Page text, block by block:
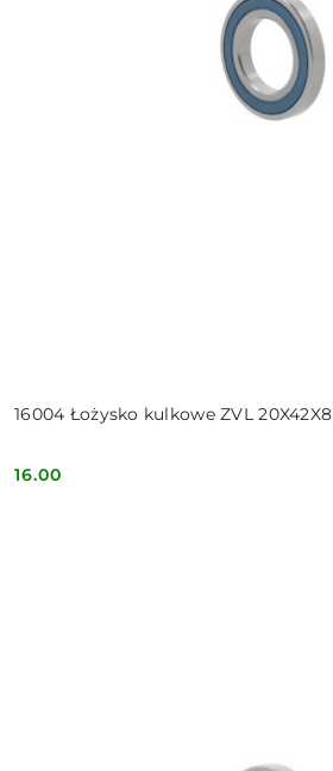
16004 Łożysko kulkowe ZVL 20X42X8
Cena:
16.00